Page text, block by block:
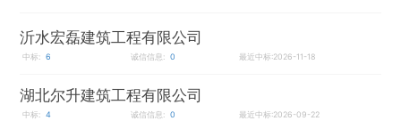
沂水宏磊建筑工程有限公司
中标: 6 诚信信息: 0 最近中标:2026-11-18
湖北尔升建筑工程有限公司
中标: 4 诚信信息: 0 最近中标:2026-09-22